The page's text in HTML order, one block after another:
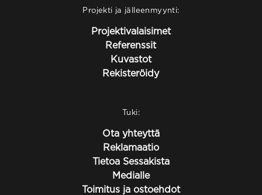
Projekti ja jälleenmyynti:
Projektivalaisimet
Referenssit
Kuvastot
Rekisteröidy
Tuki:
Ota yhteyttä
Reklamaatio
Tietoa Sessakista
Medialle
Toimitus ja ostoehdot